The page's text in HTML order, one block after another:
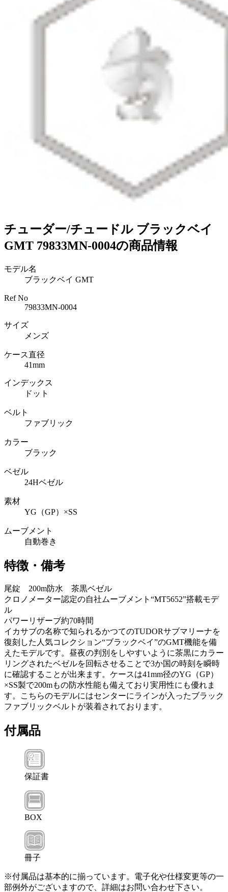
チューダー/チュードル ブラックベイ
GMT 79833MN-0004の商品情報
モデル名
ブラックベイ GMT
Ref No
79833MN-0004
サイズ
メンズ
ケース直径
41mm
インデックス
ドット
ベルト
ファブリック
カラー
ブラック
ベゼル
24Hベゼル
素材
YG（GP）×SS
ムーブメント
自動巻き
特徴・備考
尾錠 200m防水 茶黒ベゼル
クロノメーター認定の自社ムーブメント“MT5652”搭載モデ
ル
パワーリザーブ約70時間
イカサブの名称で知られるかつてのTUDORサブマリーナを
復刻した人気コレクション“ブラックベイ”のGMT機能を備
えたモデルです。昼夜の判別をしやすいように茶黒にカラー
リングされたベゼルを回転させることで3か国の時刻を瞬時
に確認することが出来ます。ケースは41mm径のYG（GP）
×SS製で200mもの防水性能も備えており実用性にも優れま
す。こちらのモデルにはセンターにラインが入ったブラック
ファブリックベルトが装着されております。
付属品
保証書
BOX
冊子
※付属品は基本的に揃っています。電子化や仕様変更等の一
部例外がございますので、詳細はお問い合わせ下さい。